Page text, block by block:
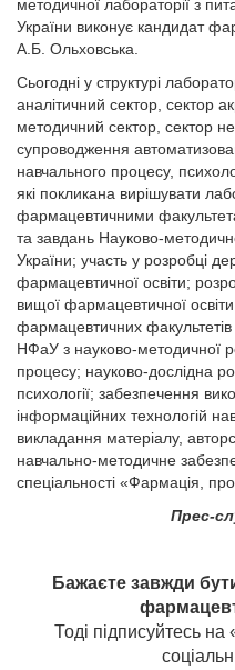
методичної лабораторії з
України виконує кандидат
А.Б. Ольховська.
Сьогодні у структурі
аналітичний сектор, сектор
методичний сектор, сектор
супроводження
навчального процесу,
які покликана вирішувати
фармацевтичними
та завдань Науково-
України; участь у розробці
фармацевтичної освіти;
вищої фармацевтичної
фармацевтичних
НФаУ з науково-методичної
процесу; науково-дослідна
психології; забезпечення
інформаційних технологій
викладання матеріалу,
навчально-методичне
спеціальності «Фармація,
Прес-
Бажаєте завжди
Тоді підписуйтесь